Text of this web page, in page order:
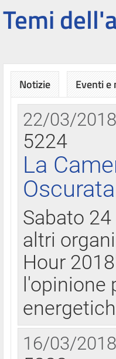
Temi
Notizie Eventi e
22/03/2018
5224
La
Sabato
altri
Hour
16/03/2018